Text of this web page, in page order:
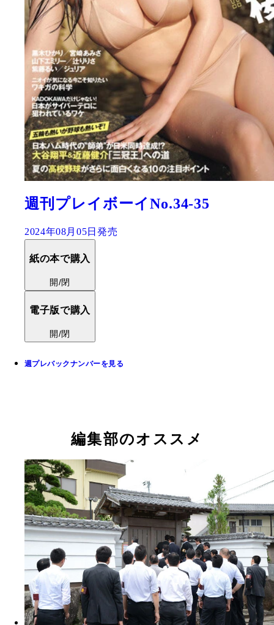
週刊プレイボーイNo.34-35
2024年08月05日発売
紙の本で購入
開/閉
電子版で購入
開/閉
週プレバックナンバーを見る
編集部のオススメ